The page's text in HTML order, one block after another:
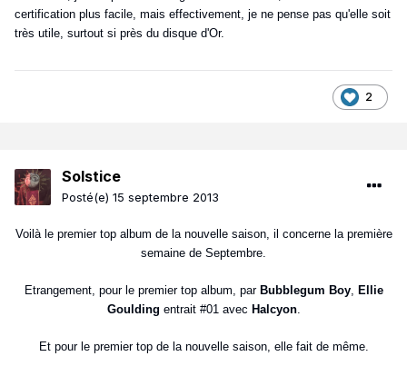
certification plus facile, mais effectivement, je ne pense pas qu'elle soit
très utile, surtout si près du disque d'Or.
2
Solstice
Posté(e) 15 septembre 2013
Voilà le premier top album de la nouvelle saison, il concerne la première
semaine de Septembre.
Etrangement, pour le premier top album, par Bubblegum Boy, Ellie
Goulding entrait #01 avec Halcyon.
Et pour le premier top de la nouvelle saison, elle fait de même.